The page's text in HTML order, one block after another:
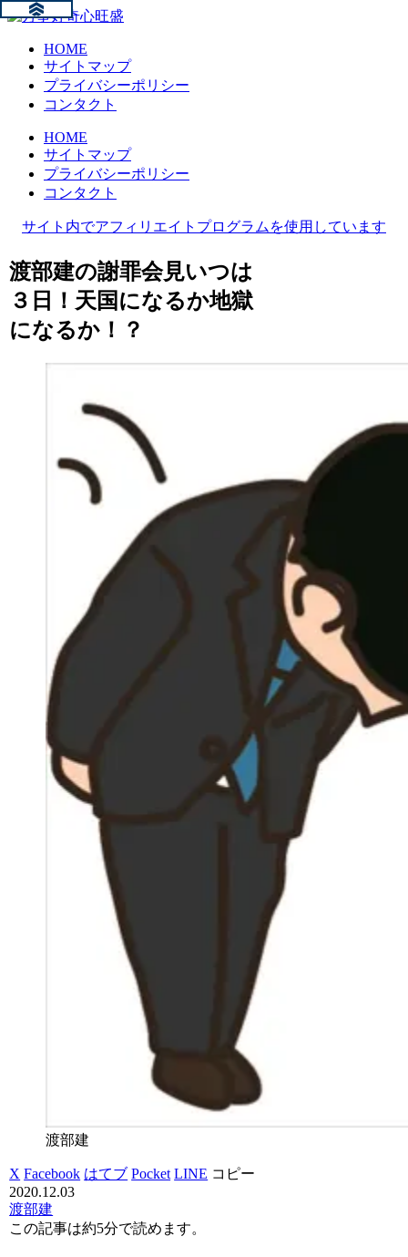
HOME
サイトマップ
プライバシーポリシー
コンタクト
HOME
サイトマップ
プライバシーポリシー
コンタクト
サイト内でアフィリエイトプログラムを使用しています
渡部建の謝罪会見いつは
３日！天国になるか地獄
になるか！？
渡部建
X Facebook はてブ Pocket LINE コピー
2020.12.03
渡部建
この記事は約5分で読めます。